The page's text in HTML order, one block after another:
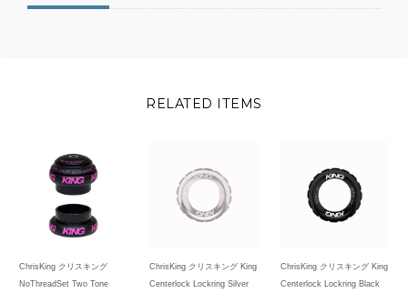
RELATED ITEMS
ChrisKing クリスキング
NoThreadSet Two Tone
ChrisKing クリスキング King
Centerlock Lockring Silver
ChrisKing クリスキング King
Centerlock Lockring Black